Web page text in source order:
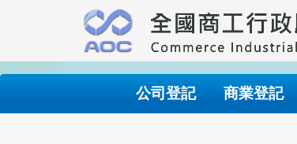
要
內
公司登記 商業登記